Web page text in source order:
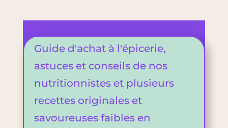
Guide d'achat à l'épicerie,
astuces et conseils de nos
nutritionnistes et plusieurs
recettes originales et
savoureuses faibles en